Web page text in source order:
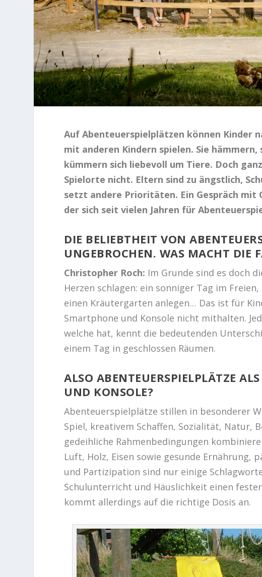
Auf Abenteuerspielplätzen können Kinder
mit anderen Kindern spielen. Sie
kümmern sich liebevoll um Tiere. Doch
Spielorte nicht. Eltern sind zu ängstlich,
setzt andere Prioritäten. Ein Gespräch mit
der sich seit vielen Jahren für
DIE BELIEBTHEIT VON
UNGEBROCHEN. WAS MACHT DIE
Christopher Roch: Im Grunde sind es doch
Herzen schlagen: ein sonniger Tag im
einen Kräutergarten anlegen… Das ist für
Smartphone und Konsole nicht mithalten.
welche hat, kennt die bedeutenden
einem Tag in geschlossen Räumen.
ALSO ABENTEUERSPIELPLÄTZE
UND KONSOLE?
Abenteuerspielplätze stillen in besonderer
Spiel, kreativem Schaffen, Sozialität, Natur,
gedeihliche Rahmenbedingungen
Luft, Holz, Eisen sowie gesunde Ernährung,
und Partizipation sind nur einige
Schulunterricht und Häuslichkeit einen
kommt allerdings auf die richtige Dosis an.